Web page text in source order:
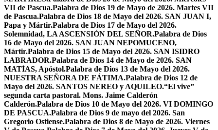
VII de Pascua.Palabra de Dios 19 de Mayo de 2026. Martes VII
de Pascua.Palabra de Dios 18 de Mayo del 2026. SAN JUAN I,
Papa y Mártir.Palabra de Dios 17 de Mayo del 2026.
Solemnidad, LA ASCENSIÓN DEL SEÑOR.Palabra de Dios
16 de Mayo del 2026. SAN JUAN NEPOMUCENO,
Mártir.Palabra de Dios 15 de Mayo del 2026. SAN ISIDRO
LABRADOR.Palabra de Dios 14 de Mayo de 2026. SAN
MATÍAS, Apóstol.Palabra de Dios 13 de Mayo del 2026.
NUESTRA SEÑORA DE FÁTIMA.Palabra de Dios 12 de
Mayo del 2026. SANTOS NEREO y AQUILEO.“El vive”
segunda carta pastoral. Mons. Jaime Calderón
Calderón.Palabra de Dios 10 de Mayo del 2026. VI DOMINGO
DE PASCUA.Palabra de Dios 9 de mayo del 2026. San
Gregorio Ostiense.Palabra de Dios 8 de Mayo de 2026. Viernes